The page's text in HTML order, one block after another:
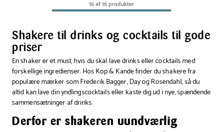
ml
cocktail
stål
0,69
16 af 16 produkter
Shakere til drinks og cocktails til gode
priser
En shaker er et must, hvis du skal lave drinks eller cocktails med
forskellige ingredienser. Hos Kop & Kande finder du shakere fra
populære mærker som Frederik Bagger, Day og Rosendahl, så du
altid kan lave din yndlingscocktails eller kaste dig ud i nye, spændende
sammensætninger af drinks.
Derfor er shakeren uundværlig